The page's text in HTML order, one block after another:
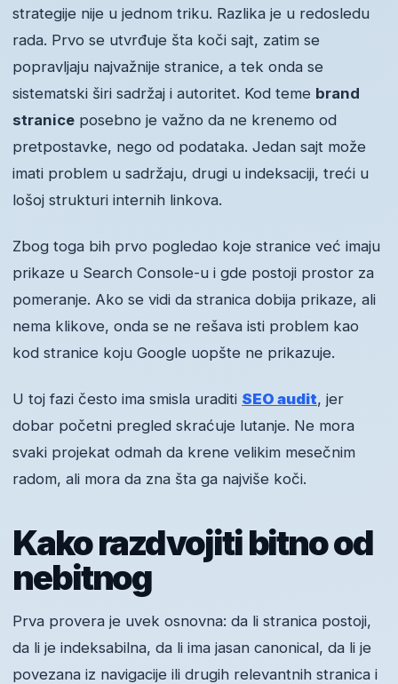
strategije nije u jednom triku. Razlika je u redosledu
rada. Prvo se utvrđuje šta koči sajt, zatim se
popravljaju najvažnije stranice, a tek onda se
sistematski širi sadržaj i autoritet. Kod teme brand
stranice posebno je važno da ne krenemo od
pretpostavke, nego od podataka. Jedan sajt može
imati problem u sadržaju, drugi u indeksaciji, treći u
lošoj strukturi internih linkova.
Zbog toga bih prvo pogledao koje stranice već imaju
prikaze u Search Console-u i gde postoji prostor za
pomeranje. Ako se vidi da stranica dobija prikaze, ali
nema klikove, onda se ne rešava isti problem kao
kod stranice koju Google uopšte ne prikazuje.
U toj fazi često ima smisla uraditi SEO audit, jer
dobar početni pregled skraćuje lutanje. Ne mora
svaki projekat odmah da krene velikim mesečnim
radom, ali mora da zna šta ga najviše koči.
Kako razdvojiti bitno od
nebitnog
Prva provera je uvek osnovna: da li stranica postoji,
da li je indeksabilna, da li ima jasan canonical, da li je
povezana iz navigacije ili drugih relevantnih stranica i